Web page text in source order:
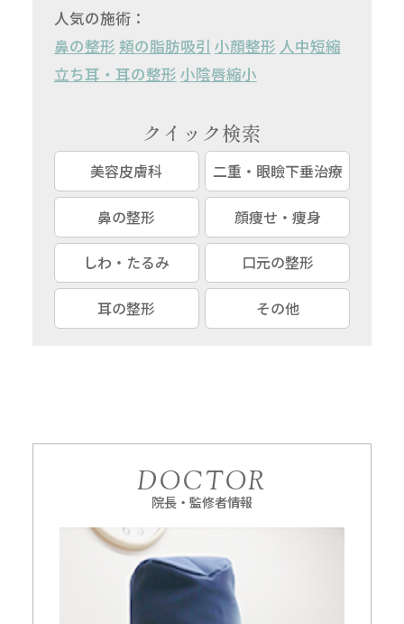
人気の施術：
鼻の整形 頬の脂肪吸引 小顔整形 人中短縮
立ち耳・耳の整形 小陰唇縮小
クイック検索
美容皮膚科 二重・眼瞼下垂治療
鼻の整形 顔痩せ・痩身
しわ・たるみ 口元の整形
耳の整形 その他
DOCTOR
院長・監修者情報